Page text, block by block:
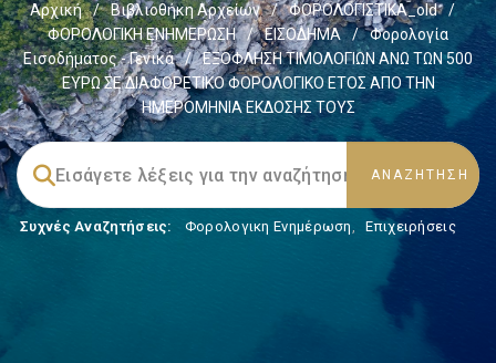
Αρχική / Βιβλιοθήκη Αρχείων / ΦΟΡΟΛΟΓΙΣΤΙΚΑ_old
/
ΦΟΡΟΛΟΓΙΚΗ ΕΝΗΜΕΡΩΣΗ
/ ΕΙΣΟΔΗΜΑ /
Φορολογία
Εισοδήματος - Γενικά
/
ΕΞΟΦΛΗΣΗ ΤΙΜΟΛΟΓΙΩΝ ΑΝΩ ΤΩΝ 500
ΕΥΡΩ ΣΕ ΔΙΑΦΟΡΕΤΙΚΟ ΦΟΡΟΛΟΓΙΚΟ ΕΤΟΣ ΑΠΟ ΤΗΝ
ΗΜΕΡΟΜΗΝΙΑ ΕΚΔΟΣΗΣ ΤΟΥΣ
Συχνές Αναζητήσεις: Φορολογικη Ενημέρωση, Επιχειρήσεις